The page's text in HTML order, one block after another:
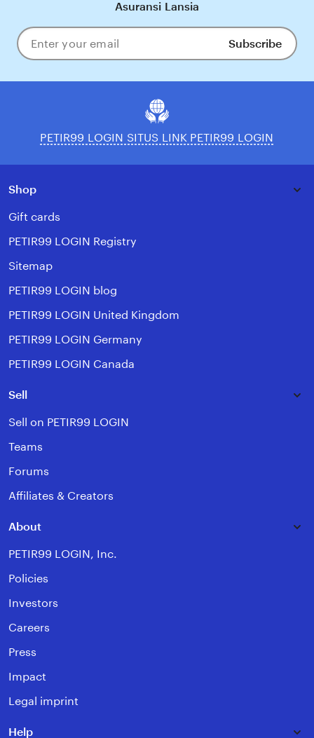
Asuransi Lansia
Enter
your
Subscribe
PETIR99 LOGIN SITUS LINK PETIR99 LOGIN
Shop
Gift cards
PETIR99 LOGIN Registry
Sitemap
PETIR99 LOGIN blog
PETIR99 LOGIN United Kingdom
PETIR99 LOGIN Germany
PETIR99 LOGIN Canada
Sell
Sell on PETIR99 LOGIN
Teams
Forums
Affiliates & Creators
About
PETIR99 LOGIN, Inc.
Policies
Investors
Careers
Press
Impact
Legal imprint
Help